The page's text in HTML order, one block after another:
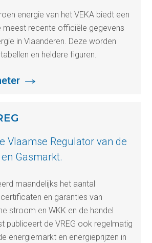
energie van het VEKA biedt een
meest recente officiële gegevens
in Vlaanderen. Deze worden
en heldere figuren.
Vlaamse Regulator van de
Gasmarkt.
maandelijks het aantal
en garanties van
stroom en WKK en de handel
publiceert de VREG ook regelmatig
energiemarkt en energieprijzen in